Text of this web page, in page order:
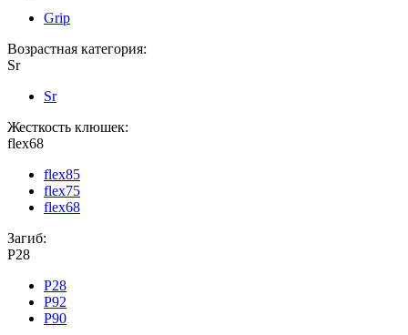
Grip
Возрастная категория:
Sr
Sr
Жесткость клюшек:
flex68
flex85
flex75
flex68
Загиб:
P28
P28
P92
P90